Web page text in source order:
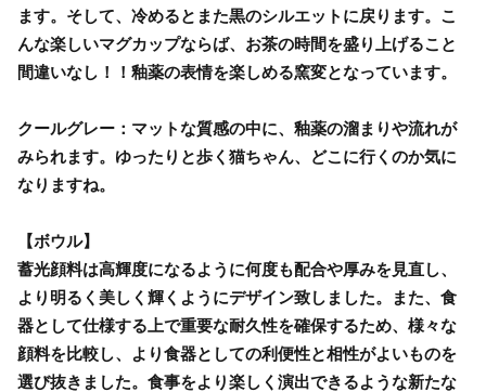
ます。そして、冷めるとまた黒のシルエットに戻ります。こ
んな楽しいマグカップならば、お茶の時間を盛り上げること
間違いなし！！釉薬の表情を楽しめる窯変となっています。
クールグレー：マットな質感の中に、釉薬の溜まりや流れが
みられます。ゆったりと歩く猫ちゃん、どこに行くのか気に
なりますね。
【ボウル】
蓄光顔料は高輝度になるように何度も配合や厚みを見直し、
より明るく美しく輝くようにデザイン致しました。また、食
器として仕様する上で重要な耐久性を確保するため、様々な
顔料を比較し、より食器としての利便性と相性がよいものを
選び抜きました。食事をより楽しく演出できるような新たな